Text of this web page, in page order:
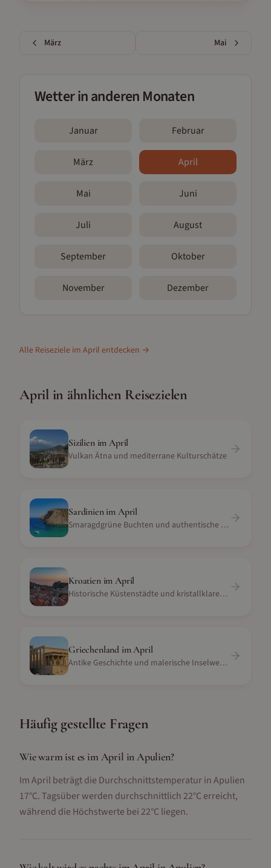
März Mai
Wetter in anderen Monaten
Januar Februar
März April
Mai Juni
Juli August
September Oktober
November Dezember
Alle Reiseziele im April entdecken →
Aprilin ähnlichen Reisezielen
SizilienimApril
Vulkan Ätna und mediterrane Kulturschätze
Sardinienim April
Smaragdgrüne Buchten und authentische Kultur
KroatienimApril
Historische Küstenstädte und kristallklares Meer
Griechenland imApril
Antike Geschichte und malerische Inselwelten
Häufig gestellte Fragen
Wie warm ist es im April in Apulien?
Im April beträgt die Durchschnittstemperatur in Apulien
17°C. Tagsüber werden durchschnittlich 22°C erreicht,
während die Höchstwerte bei 22°C liegen.